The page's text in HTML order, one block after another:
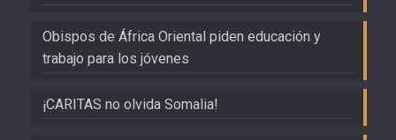
Obispos de África Oriental piden educación y
trabajo para los jóvenes
¡CARITAS no olvida Somalia!